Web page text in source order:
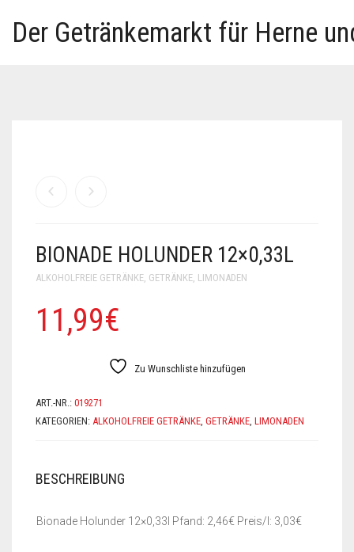
Der Getränkemarkt für Herne
BIONADE HOLUNDER 12×0,33L
ALKOHOLFREIE GETRÄNKE, GETRÄNKE, LIMONADEN
11,99€
Zu Wunschliste hinzufügen
ART.-NR.: 019271
KATEGORIEN: ALKOHOLFREIE GETRÄNKE, GETRÄNKE, LIMONADEN
BESCHREIBUNG
Bionade Holunder 12×0,33l Pfand: 2,46€ Preis/l: 3,03€